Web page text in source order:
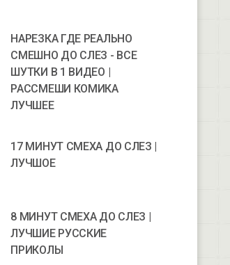
НАРЕЗКА ГДЕ РЕАЛЬНО
СМЕШНО ДО СЛЕЗ - ВСЕ
ШУТКИ В 1 ВИДЕО |
РАССМЕШИ КОМИКА
ЛУЧШЕЕ
17 МИНУТ СМЕХА ДО СЛЕЗ |
ЛУЧШОЕ
8 МИНУТ СМЕХА ДО СЛЕЗ |
ЛУЧШИЕ РУССКИЕ
ПРИКОЛЫ